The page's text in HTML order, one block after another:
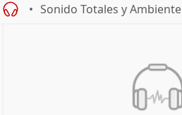
Sonido Totales y Ambiente